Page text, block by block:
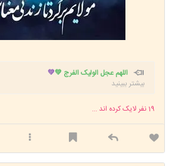
اللهم عجل الولیک الفرج 💚💚
بیشتر ببینید
19نفر لایک کرده اند ...